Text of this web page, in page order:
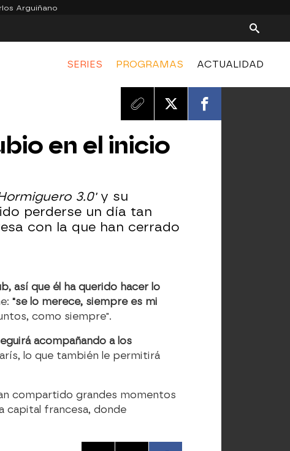
Arguiñano
SERIES PROGRAMAS ACTUALIDAD
en el inicio
3.0' y su
perderse un día tan
con la que han cerrado
así que él ha querido hacer lo
"se lo merece, siempre es mi
como siempre".
acompañando a los
lo que también le permitirá
compartido grandes momentos
capital francesa, donde